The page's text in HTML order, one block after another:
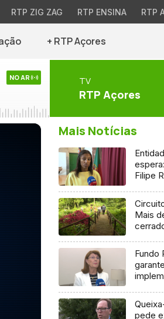
RTP ZIG ZAG RTP ENSINA RTP
+ RTP Açores
NO AR TV
RTP Açores
Mais Notícias
Filipe
Mais
Fundo
pede